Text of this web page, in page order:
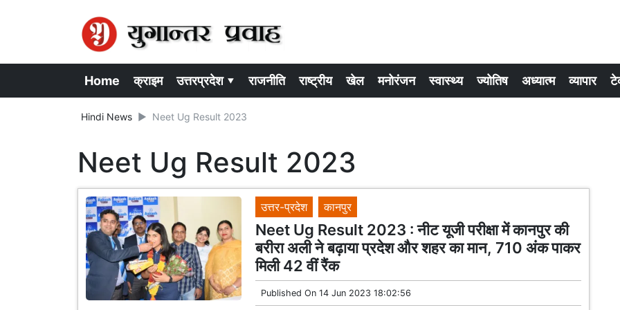
Home क्राइम उत्तरप्रदेश ▾ राजनीति राष्ट्रीय खेल मनोरंजन स्वास्थ्य ज्योतिष अध्यात्म व्यापार
Hindi News Neet Ug Result 2023
Neet Ug Result 2023
उत्तर-प्रदेश कानपुर
Neet Ug Result 2023 : नीट यूजी परीक्षा में कानपुर की
बरीरा अली ने बढ़ाया प्रदेश और शहर का मान, 710 अंक पाकर
मिली 42 वीं रैंक
Published On 14 Jun 2023 18:02:56